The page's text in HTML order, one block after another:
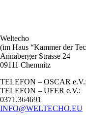
Weltecho
(im Haus “Kammer der
Annaberger Strasse 24
09111 Chemnitz
TELEFON – OSCAR
TELEFON – UFER e.V.:
0371.364691
INFO@WELTECHO.EU